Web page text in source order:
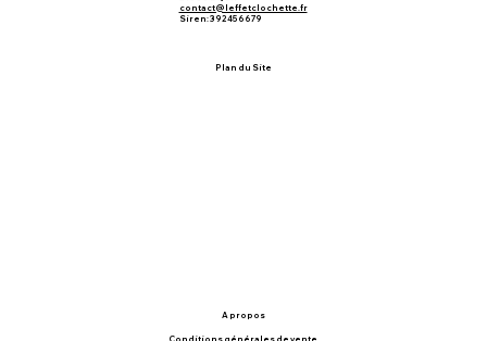
contact@leffetclochette.fr
Siren: 392456679
Plan du Site
A propos